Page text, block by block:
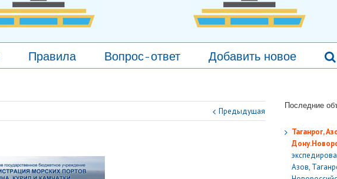
Правила Вопрос-ответ Добавить новое
Предыдущая
Последние
Таганрог,
Азов,